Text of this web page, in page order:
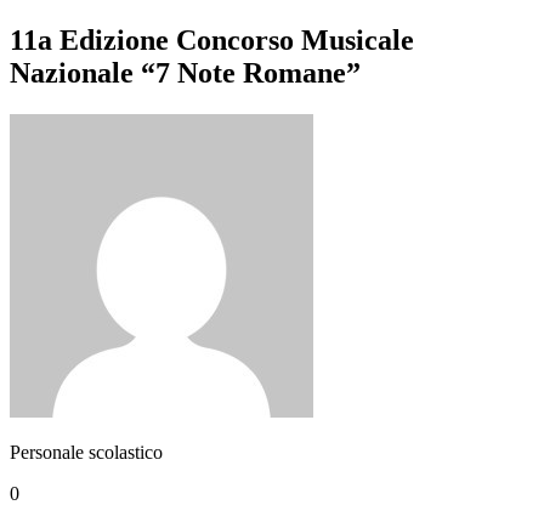
11a Edizione Concorso Musicale
Nazionale “7 Note Romane”
Personale scolastico
0